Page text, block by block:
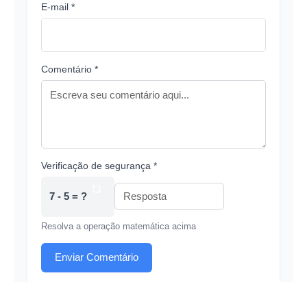
E-mail *
Comentário *
Verificação de segurança *
7 - 5 = ?
Resolva a operação matemática acima
Enviar Comentário